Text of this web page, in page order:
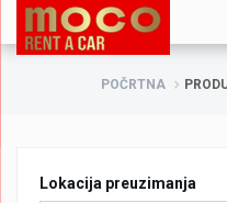
POČRTNA
Lokacija preuzimanja